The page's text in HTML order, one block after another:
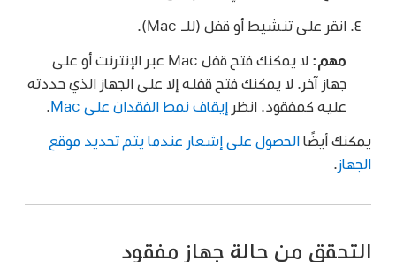
انقر على تنشيط أو قفل (للـ Mac).
مهم:
لا يمكنك فتح قفل Mac عبر الإنترنت أو على
جهاز آخر. لا يمكنك فتح قفله إلا على الجهاز الذي حددته
عليه كمفقود. انظرإيقاف نمط الفقدان على Mac
يمكنك أيضًا الحصول على إشعار عندما يتم تحديد موقع
الجهاز
التحقق من حالة جهاز مفقود